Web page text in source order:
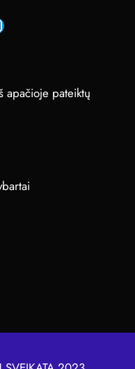
apačioje pateiktų